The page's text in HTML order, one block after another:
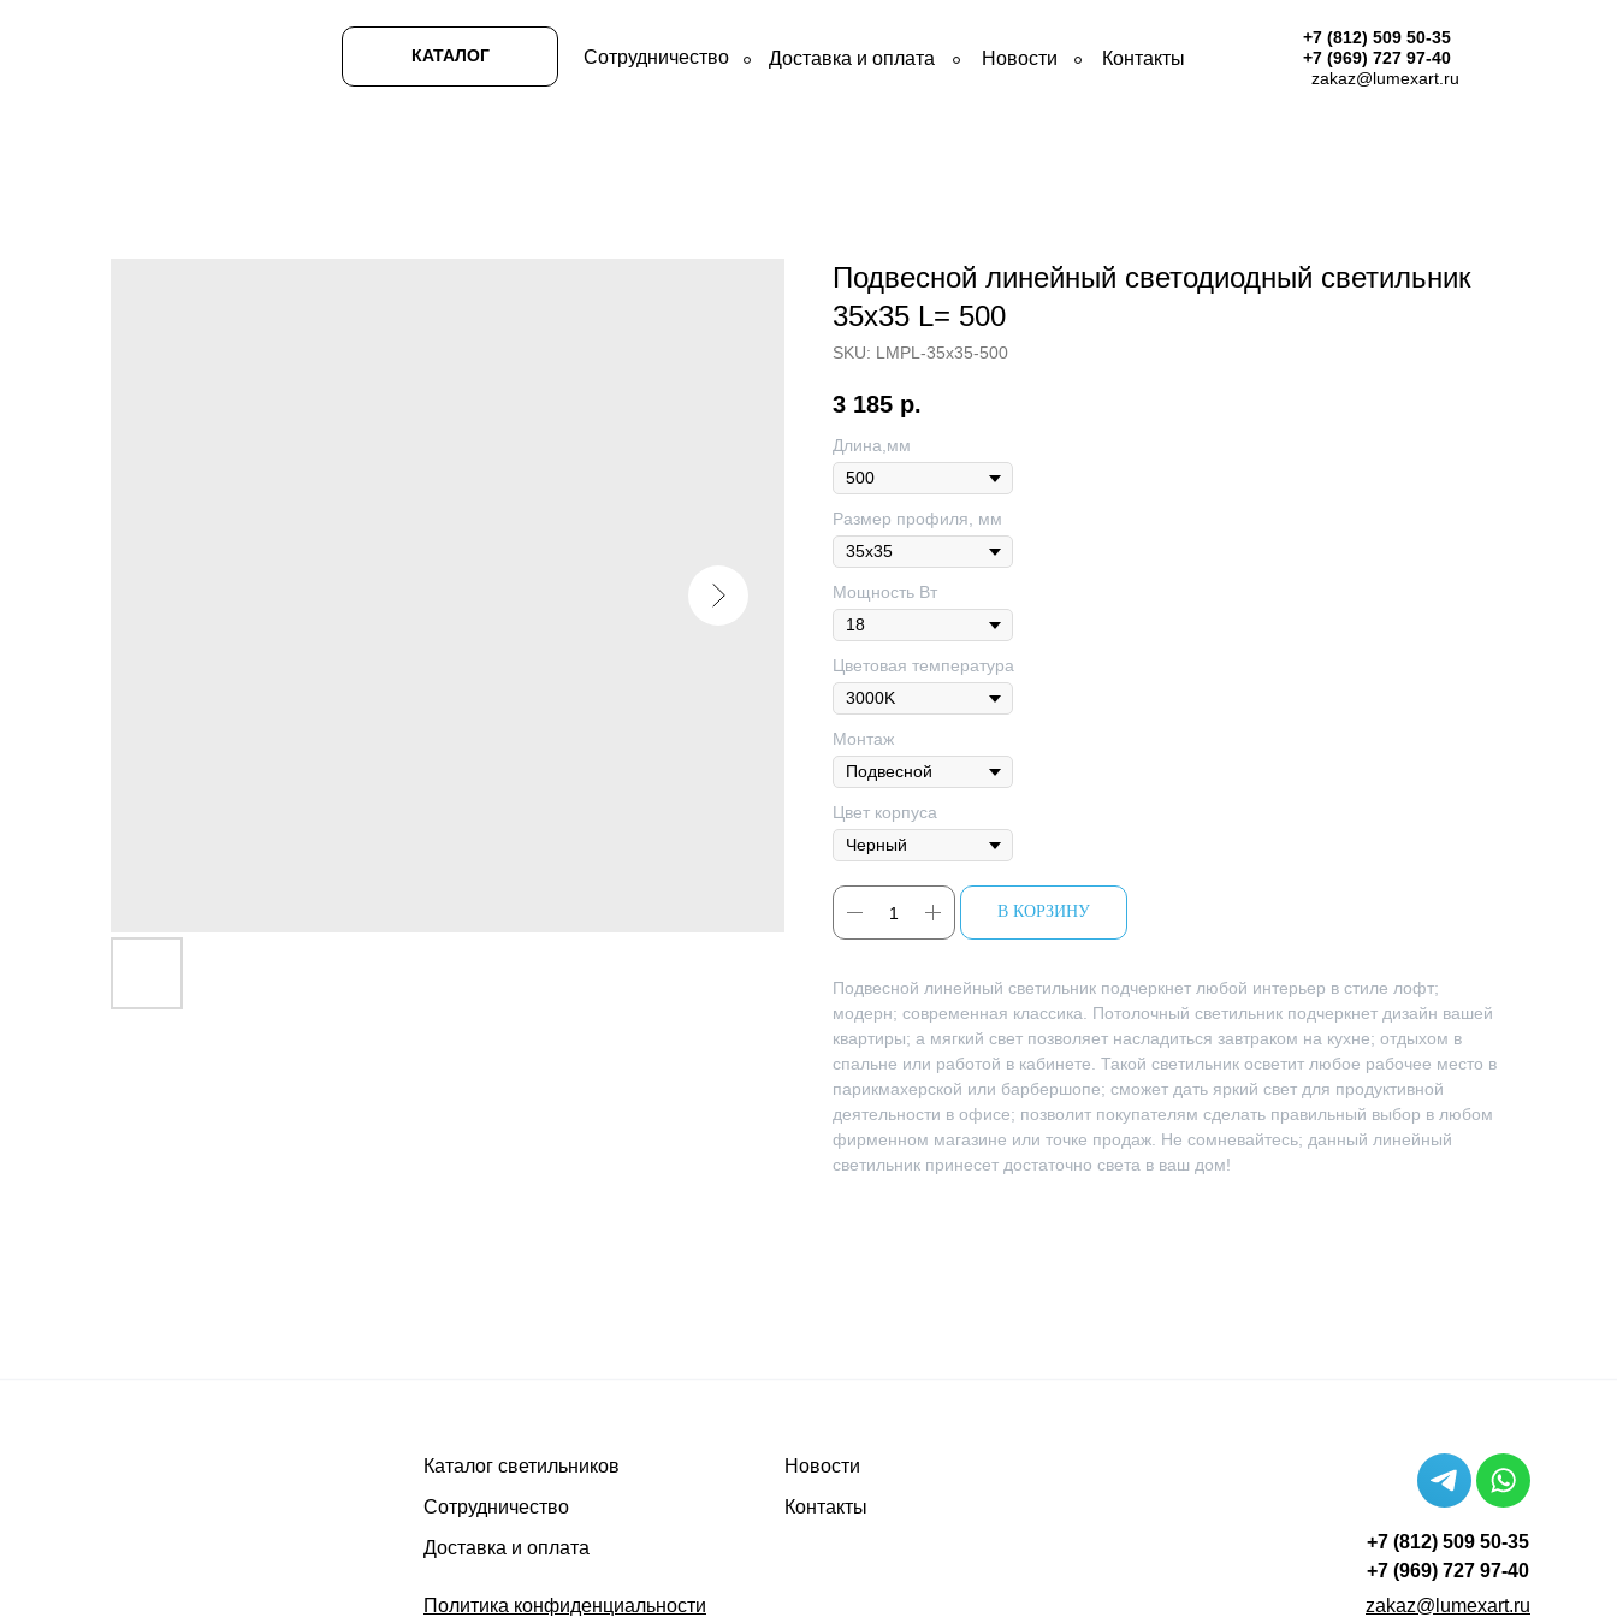
КАТАЛОГ Сотрудничество Доставка и оплата Новости Контакты
+7 (812) 509 50-35
+7 (969) 727 97-40
zakaz@lumexart.ru
Подвесной линейный светодиодный светильник
35х35 L= 500
SKU: LMPL-35x35-500
3 185 р.
Длина,мм
Размер профиля, мм
Мощность Вт
Цветовая температура
Монтаж
Цвет корпуса
В КОРЗИНУ
Подвесной линейный светильник подчеркнет любой интерьер в стиле лофт;
модерн; современная классика. Потолочный светильник подчеркнет дизайн вашей
квартиры; а мягкий свет позволяет насладиться завтраком на кухне; отдыхом в
спальне или работой в кабинете. Такой светильник осветит любое рабочее место в
парикмахерской или барбершопе; сможет дать яркий свет для продуктивной
деятельности в офисе; позволит покупателям сделать правильный выбор в любом
фирменном магазине или точке продаж. Не сомневайтесь; данный линейный
светильник принесет достаточно света в ваш дом!
Политика конфиденциальности
Контакты
Новости
Доставка и оплата
Сотрудничество
+7 (812) 509 50-35
+7 (969) 727 97-40
zakaz@lumexart.ru
Каталог светильников